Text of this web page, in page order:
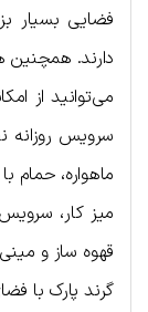
فضایی بسیار
دارند. همچنین
می‌توانید از
سرویس
ماهواره، حمام
میز کار،
قهوه ساز و
گرند پارک با